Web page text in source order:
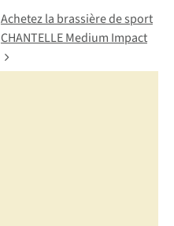
Achetez la brassière de sport
CHANTELLE Medium Impact